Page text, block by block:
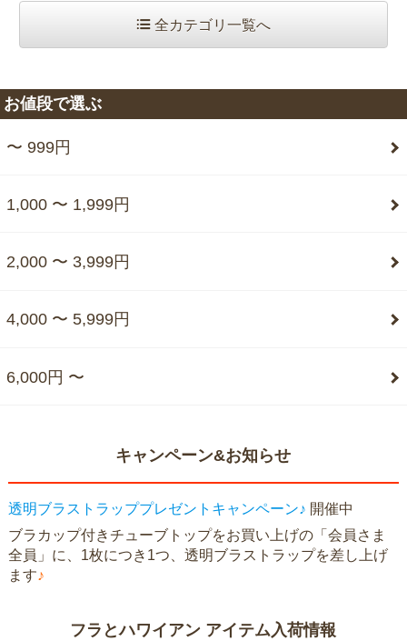
全カテゴリ一覧へ
お値段で選ぶ
〜 999円
1,000 〜 1,999円
2,000 〜 3,999円
4,000 〜 5,999円
6,000円 〜
キャンペーン&お知らせ
透明ブラストラッププレゼントキャンペーン♪ 開催中
ブラカップ付きチューブトップをお買い上げの「会員さま
全員」に、1枚につき1つ、透明ブラストラップを差し上げ
ます♪
フラとハワイアン アイテム入荷情報